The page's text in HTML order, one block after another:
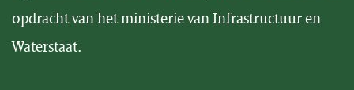
opdracht van het ministerie van Infrastructuur en
Waterstaat.